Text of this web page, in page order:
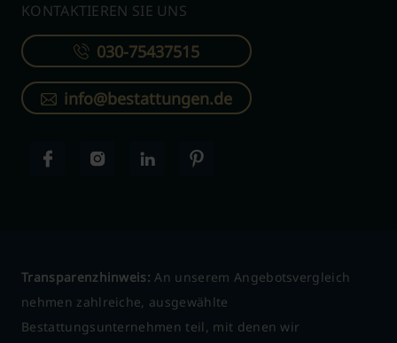
KONTAKTIEREN SIE UNS
030-75437515
info@bestattungen.de
Transparenzhinweis: An unserem Angebotsvergleich
nehmen zahlreiche, ausgewählte
Bestattungsunternehmen teil, mit denen wir